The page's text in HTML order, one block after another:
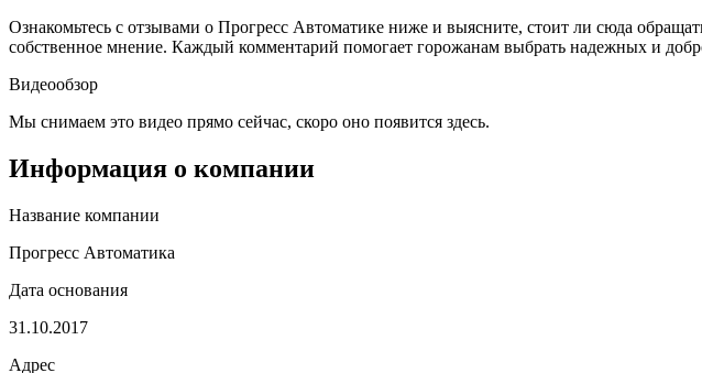
Ознакомьтесь с отзывами о Прогресс Автоматике ниже и выясните, стоит ли сюда
собственное мнение. Каждый комментарий помогает горожанам выбрать надежных и
Видеообзор
Мы снимаем это видео прямо сейчас, скоро оно появится здесь.
Информация о компании
Название компании
Прогресс Автоматика
Дата основания
31.10.2017
Адрес